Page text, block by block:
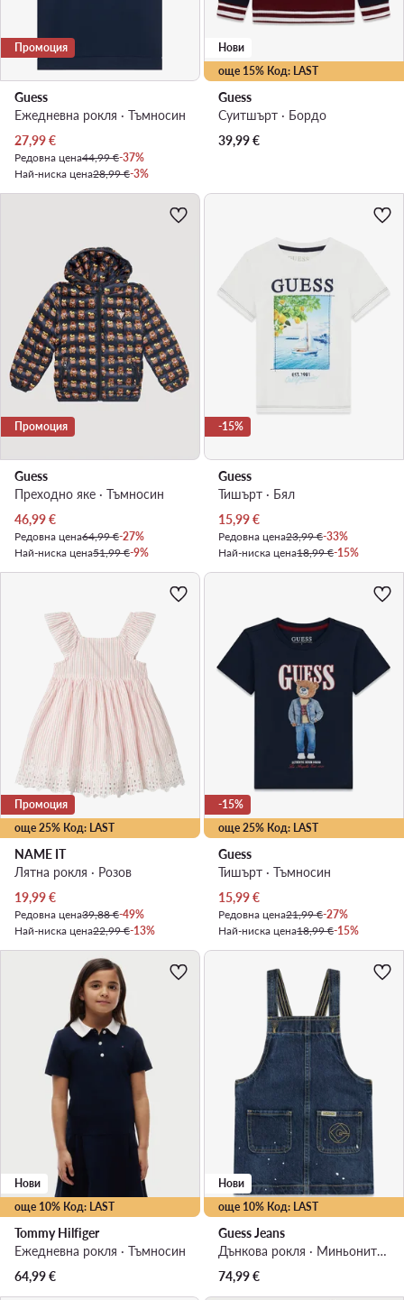
Промоция
Guess
Ежедневна рокля · Тъмносин
Актуална цена
27,99€
Редовна цена44,99 €-37%
Най-ниска цена28,99 €-3%
още 15% Код: LAST
Нови
Guess
Суитшърт · Бордо
39,99€
Промоция
Guess
Преходно яке · Тъмносин
Актуална цена
46,99€
Редовна цена64,99 €-27%
Най-ниска цена51,99 €-9%
-15%
Guess
Тишърт · Бял
Актуална цена
15,99€
Редовна цена23,99 €-33%
Най-ниска цена18,99 €-15%
още 25% Код: LAST
Промоция
NAME IT
Лятна рокля · Розов
Актуална цена
19,99€
Редовна цена39,88 €-49%
Най-ниска цена22,99 €-13%
още 25% Код: LAST
-15%
Guess
Тишърт · Тъмносин
Актуална цена
15,99€
Редовна цена21,99 €-27%
Най-ниска цена18,99 €-15%
още 10% Код: LAST
Нови
Tommy Hilfiger
Ежедневна рокля · Тъмносин
64,99€
още 10% Код: LAST
Нови
Guess Jeans
Дънкова рокля · Миньоните · Син
74,99€